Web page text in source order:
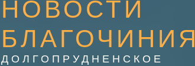
НОВОСТИ
БЛАГОЧИНИЯ
ДОЛГОПРУДНЕНСКОЕ